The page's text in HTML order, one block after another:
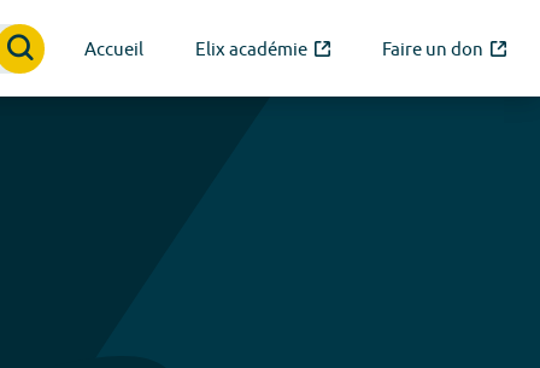
Accueil Elix académie Faire un don